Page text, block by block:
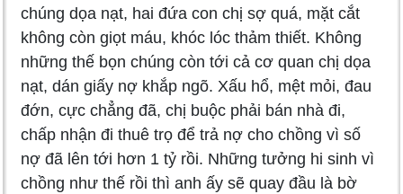
chúng dọa nạt, hai đứa con chị sợ quá, mặt cắt
không còn giọt máu, khóc lóc thảm thiết. Không
những thế bọn chúng còn tới cả cơ quan chị dọa
nạt, dán giấy nợ khắp ngõ. Xấu hổ, mệt mỏi, đau
đớn, cực chẳng đã, chị buộc phải bán nhà đi,
chấp nhận đi thuê trọ để trả nợ cho chồng vì số
nợ đã lên tới hơn 1 tỷ rồi. Những tưởng hi sinh vì
chồng như thế rồi thì anh ấy sẽ quay đầu là bờ